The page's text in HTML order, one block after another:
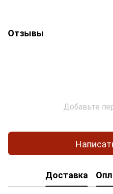
Отзывы
Добавьте
Доставка